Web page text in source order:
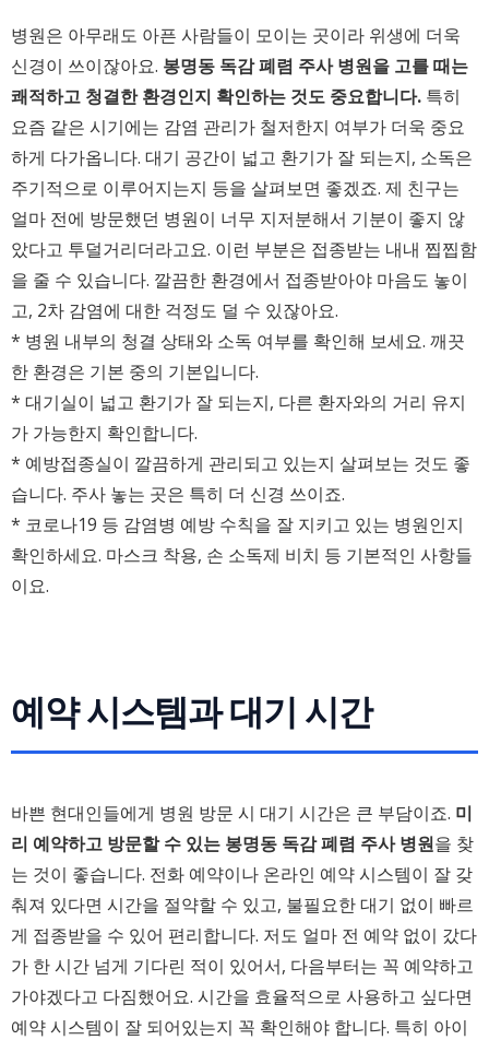
병원은 아무래도 아픈 사람들이 모이는 곳이라 위생에 더욱
신경이 쓰이잖아요. 봉명동 독감 폐렴 주사 병원을 고를 때는
쾌적하고 청결한 환경인지 확인하는 것도 중요합니다. 특히
요즘 같은 시기에는 감염 관리가 철저한지 여부가 더욱 중요
하게 다가옵니다. 대기 공간이 넓고 환기가 잘 되는지, 소독은
주기적으로 이루어지는지 등을 살펴보면 좋겠죠. 제 친구는
얼마 전에 방문했던 병원이 너무 지저분해서 기분이 좋지 않
았다고 투덜거리더라고요. 이런 부분은 접종받는 내내 찝찝함
을 줄 수 있습니다. 깔끔한 환경에서 접종받아야 마음도 놓이
고, 2차 감염에 대한 걱정도 덜 수 있잖아요.
* 병원 내부의 청결 상태와 소독 여부를 확인해 보세요. 깨끗
한 환경은 기본 중의 기본입니다.
* 대기실이 넓고 환기가 잘 되는지, 다른 환자와의 거리 유지
가 가능한지 확인합니다.
* 예방접종실이 깔끔하게 관리되고 있는지 살펴보는 것도 좋
습니다. 주사 놓는 곳은 특히 더 신경 쓰이죠.
* 코로나19 등 감염병 예방 수칙을 잘 지키고 있는 병원인지
확인하세요. 마스크 착용, 손 소독제 비치 등 기본적인 사항들
이요.
예약 시스템과 대기 시간
바쁜 현대인들에게 병원 방문 시 대기 시간은 큰 부담이죠. 미
리 예약하고 방문할 수 있는 봉명동 독감 폐렴 주사 병원을 찾
는 것이 좋습니다. 전화 예약이나 온라인 예약 시스템이 잘 갖
춰져 있다면 시간을 절약할 수 있고, 불필요한 대기 없이 빠르
게 접종받을 수 있어 편리합니다. 저도 얼마 전 예약 없이 갔다
가 한 시간 넘게 기다린 적이 있어서, 다음부터는 꼭 예약하고
가야겠다고 다짐했어요. 시간을 효율적으로 사용하고 싶다면
예약 시스템이 잘 되어있는지 꼭 확인해야 합니다. 특히 아이